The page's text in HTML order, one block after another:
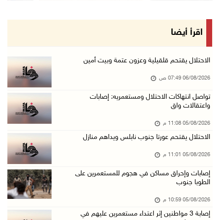
الرئيس يقلد قامات وطنية ومؤسسين في "اتحاد الك ...
قوات الاحتلال تنصب حاجزا عسكريا شرق بيت لحم
05/آب/2026 08:13 م
05/آب/2026 08:05 م
باسم الرئيس: وزير الداخلية يمنح العميد جيسون ...
05/آب/2026 07:50 م
الاحتلال يقتحم كفر مالك ودير جرير ومستعمرون ي ...
"التربية" تخرج الفوج الأول من مدربي المعلمين ...
05/آب/2026 06:44 م
عبد السلام السيد يفوز بترشيح الديمقراطيين لمج ...
اقرأ أيضا
الاحتلال يقتحم قلقيلية وعزون عتمة وبيت أمين
06/08/2026 07:49 ص
تواصل انتهاكات الاحتلال ومستعمريه: إصابات
واعتقالات واق
05/08/2026 11:08 م
الاحتلال يقتحم عورتا جنوب نابلس ويداهم منازل
05/08/2026 11:01 م
إصابات وإحراق مساكن في هجوم للمستعمرين على
الطوبا جنوب
05/08/2026 10:59 م
إصابة 3 مواطنين إثر اعتداء مستعمرين عليهم في